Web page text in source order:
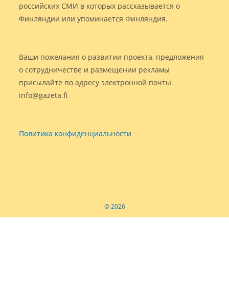
российских СМИ в которых рассказывается о
Финляндии или упоминается Финляндия.
Ваши пожелания о развитии проекта, предложения
о сотрудничестве и размещении рекламы
присылайте по адресу электронной почты
info@gazeta.fi
Политика конфиденциальности
© 2026